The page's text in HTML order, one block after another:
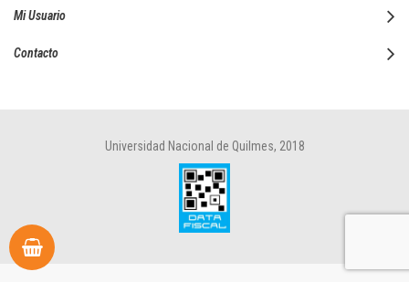
Mi Usuario
Contacto
Universidad Nacional de Quilmes, 2018